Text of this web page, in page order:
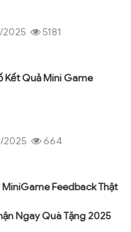
2025 5181
Kết Quả Mini Game
2025 664
MiniGame Feedback Thật
Ngay Quà Tặng 2025